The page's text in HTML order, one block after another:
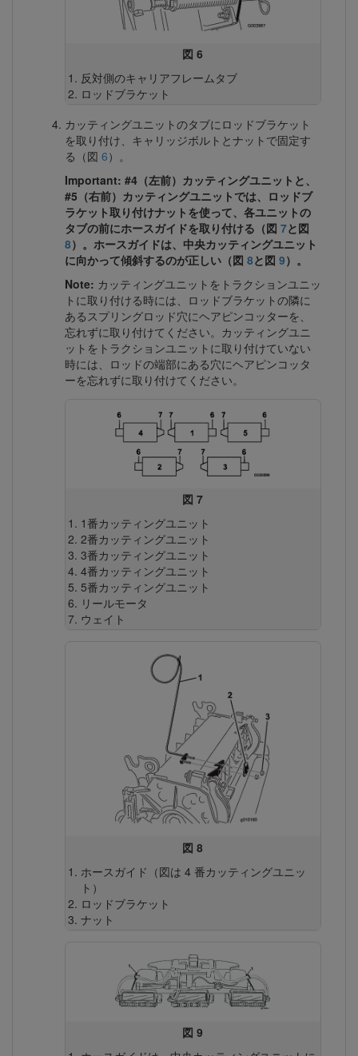
図 6
反対側のキャリアフレームタブ
ロッドブラケット
カッティングユニットのタブにロッドブラケット
を取り付け、キャリッジボルトとナットで固定す
る（図 6）。
Important: #4（左前）カッティングユニットと、
#5（右前）カッティングユニットでは、ロッドブ
ラケット取り付けナットを使って、各ユニットの
タブの前にホースガイドを取り付ける（図 7と図
8）。ホースガイドは、中央カッティングユニット
に向かって傾斜するのが正しい（図 8と図 9）。
Note: カッティングユニットをトラクションユニッ
トに取り付ける時には、ロッドブラケットの隣に
あるスプリングロッド穴にヘアピンコッターを、
忘れずに取り付けてください。カッティングユニ
ットをトラクションユニットに取り付けていない
時には、ロッドの端部にある穴にヘアピンコッタ
ーを忘れずに取り付けてください。
図 7
1番カッティングユニット
2番カッティングユニット
3番カッティングユニット
4番カッティングユニット
5番カッティングユニット
リールモータ
ウェイト
図 8
ホースガイド（図は 4 番カッティングユニッ
ト）
ロッドブラケット
ナット
図 9